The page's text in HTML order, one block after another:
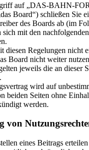
auf „DAS-BAHN-
Board“) schließen Sie
des Boards ab (im
sich mit den
diesen Regelungen nicht
Board nicht weiter
jeweils die an dieser
wird auf
beiden Seiten ohne
werden.
von
eines Beitrags